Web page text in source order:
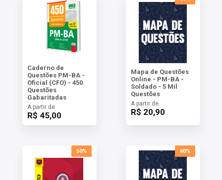
Caderno de
Questões PM-BA -
Oficial (CFO) - 450
Questões
Gabaritadas
A partir de
R$ 45,00
Mapa de Questões
Online - PM-BA -
Soldado - 5 Mil
Questões
A partir de
R$ 20,90
50% 60%